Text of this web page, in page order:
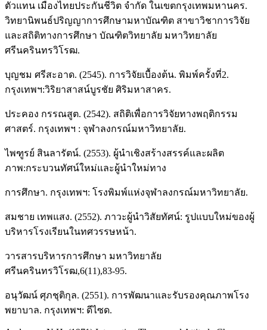
ตัวแทน เมืองไทยประกันชีวิต จำกัด ในเขตกรุงเทพมหานคร.
วิทยานิพนธ์ปริญญาการศึกษามหาบัณฑิต สาขาวิชาการวิจัย
และสถิติทางการศึกษา บัณฑิตวิทยาลัย มหาวิทยาลัย
ศรีนครินทรวิโรฒ.
บุญชม ศรีสะอาด. (2545). การวิจัยเบื้องต้น. พิมพ์ครั้งที่2.
กรุงเทพฯ:วิริยาสาสน์บูรชัย ศิริมหาสาคร.
ประคอง กรรณสูต. (2542). สถิติเพื่อการวิจัยทางพฤติกรรม
ศาสตร์. กรุงเทพฯ : จุฬาลงกรณ์มหาวิทยาลัย.
ไพฑูรย์ สินลารัตน์. (2553). ผู้นำเชิงสร้างสรรค์และผลิต
ภาพ:กระบวนทัศน์ใหม่และผู้นำใหม่ทาง
การศึกษา. กรุงเทพฯ: โรงพิมพ์แห่งจุฬาลงกรณ์มหาวิทยาลัย.
สมชาย เทพแสง. (2552). ภาวะผู้นำวิสัยทัศน์: รูปแบบใหม่ของผู้
บริหารโรงเรียนในทศวรรษหน้า.
วารสารบริหารการศึกษา มหาวิทยาลัย
ศรีนครินทรวิโรฒ,6(11),83-95.
อนุวัฒน์ ศุภชุติกุล. (2551). การพัฒนาและรับรองคุณภาพโรง
พยาบาล. กรุงเทพฯ: ดีไซด.